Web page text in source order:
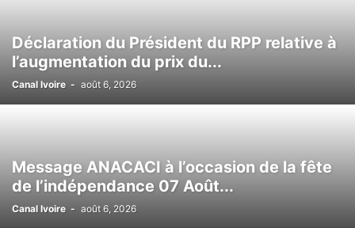
Déclaration du Président du RPP relative à
l’augmentation du prix du...
Canal Ivoire - août 6, 2026
Message ANACACI à l’occasion de la fête
de l’indépendance 07 Août...
Canal Ivoire - août 6, 2026